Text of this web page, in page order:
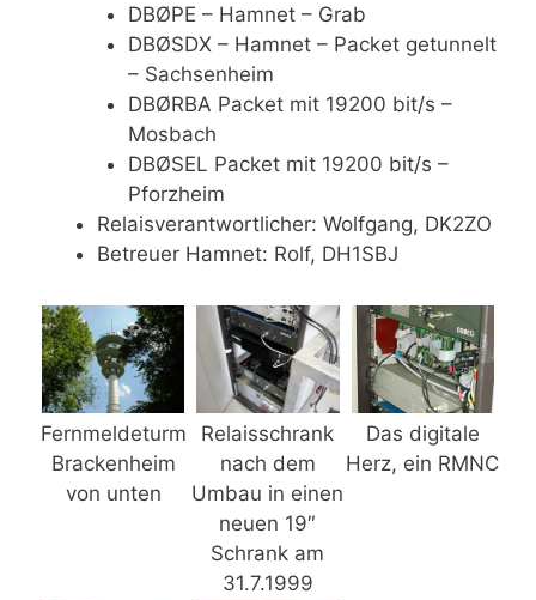
DBØPE – Hamnet – Grab
DBØSDX – Hamnet – Packet getunnelt
– Sachsenheim
DBØRBA Packet mit 19200 bit/s –
Mosbach
DBØSEL Packet mit 19200 bit/s –
Pforzheim
Relaisverantwortlicher: Wolfgang, DK2ZO
Betreuer Hamnet: Rolf, DH1SBJ
Fernmeldeturm
Brackenheim
von unten
Relaisschrank
nach dem
Umbau in einen
neuen 19″
Schrank am
31.7.1999
Das digitale
Herz, ein RMNC